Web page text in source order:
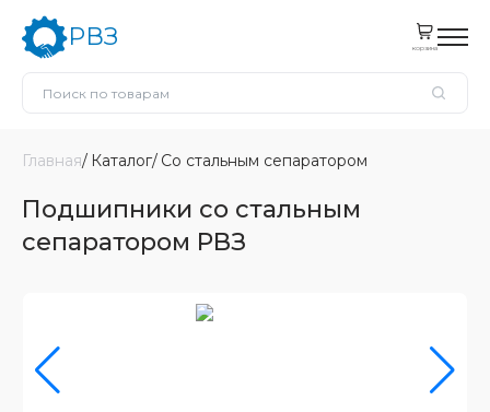
РВЗ корзина
Главная Каталог Со стальным сепаратором
Подшипники со стальным
сепаратором РВЗ